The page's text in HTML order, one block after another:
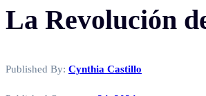
La Revolución
Published By: Cynthia Castillo